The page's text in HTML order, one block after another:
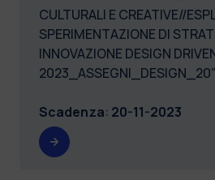
CULTURALI E CREATIVE//
SPERIMENTAZIONE DI
INNOVAZIONE DESIGN
2023_ASSEGNI_DESIGN_20”
Scadenza: 20-11-2023